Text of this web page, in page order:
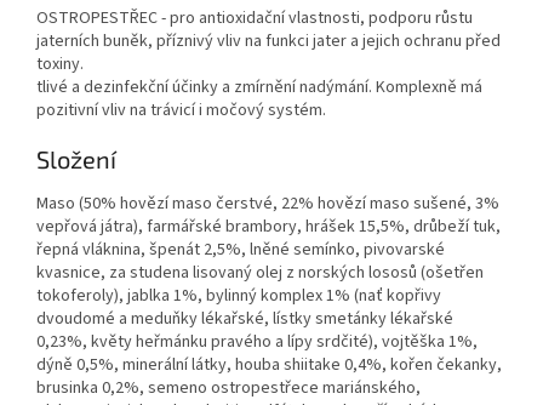
OSTROPESTŘEC - pro antioxidační vlastnosti, podporu růstu
jaterních buněk, příznivý vliv na funkci jater a jejich ochranu před
toxiny.
tlivé a dezinfekční účinky a zmírnění nadýmání. Komplexně má
pozitivní vliv na trávicí i močový systém.
Složení
Maso (50% hovězí maso čerstvé, 22% hovězí maso sušené, 3%
vepřová játra), farmářské brambory, hrášek 15,5%, drůbeží tuk,
řepná vláknina, špenát 2,5%, lněné semínko, pivovarské
kvasnice, za studena lisovaný olej z norských lososů (ošetřen
tokoferoly), jablka 1%, bylinný komplex 1% (nať kopřivy
dvoudomé a meduňky lékařské, lístky smetánky lékařské
0,23%, květy heřmánku pravého a lípy srdčité), vojtěška 1%,
dýně 0,5%, minerální látky, houba shiitake 0,4%, kořen čekanky,
brusinka 0,2%, semeno ostropestřece mariánského,